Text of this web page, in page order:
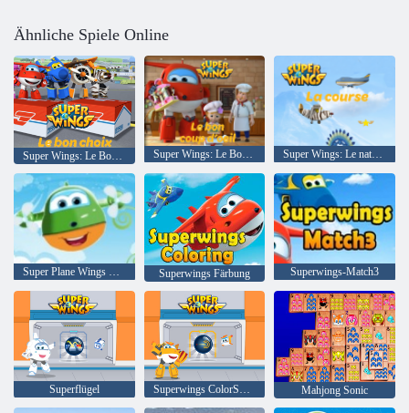
Ähnliche Spiele Online
Super Wings: Le Bon Choix Super Wings: Le Bon Coup d'Oeil Super Wings: Le natürlich
Super Plane Wings Kid U-Bahn Surfer Läufer Superwings Färbung Superwings-Match3
Superflügel Superwings ColorSwitch Mahjong Sonic